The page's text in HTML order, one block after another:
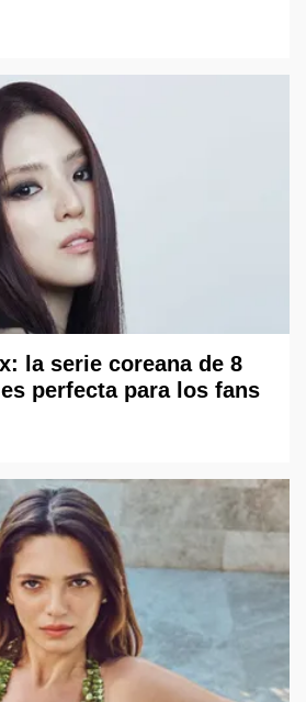
la serie coreana de 8
perfecta para los fans